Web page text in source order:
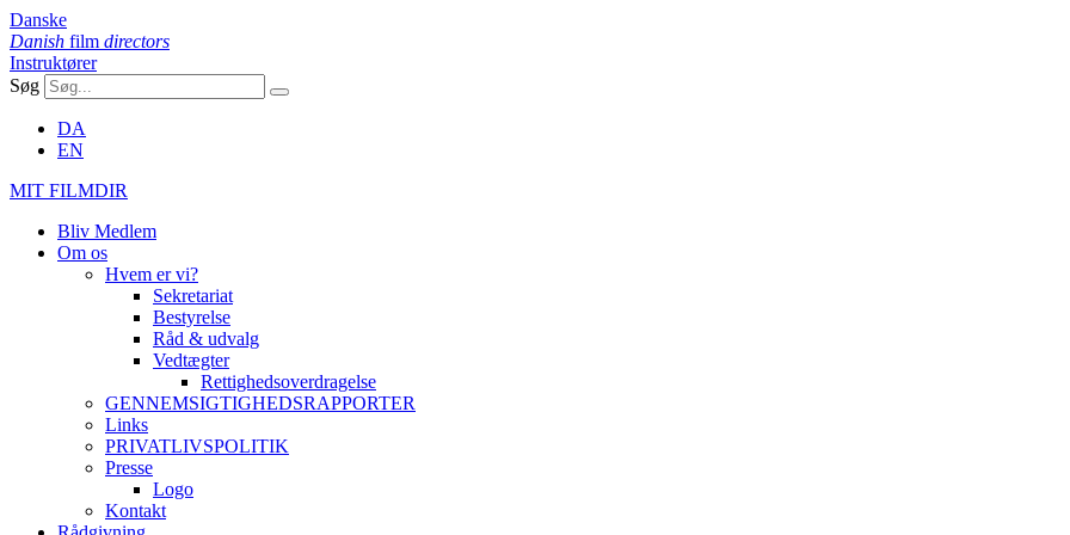
Danske
Danish film directors
Instruktører
Søg
DA
EN
MIT FILMDIR
Bliv Medlem
Om os
Hvem er vi?
Sekretariat
Bestyrelse
Råd & udvalg
Vedtægter
Rettighedsoverdragelse
GENNEMSIGTIGHEDSRAPPORTER
Links
PRIVATLIVSPOLITIK
Presse
Logo
Kontakt